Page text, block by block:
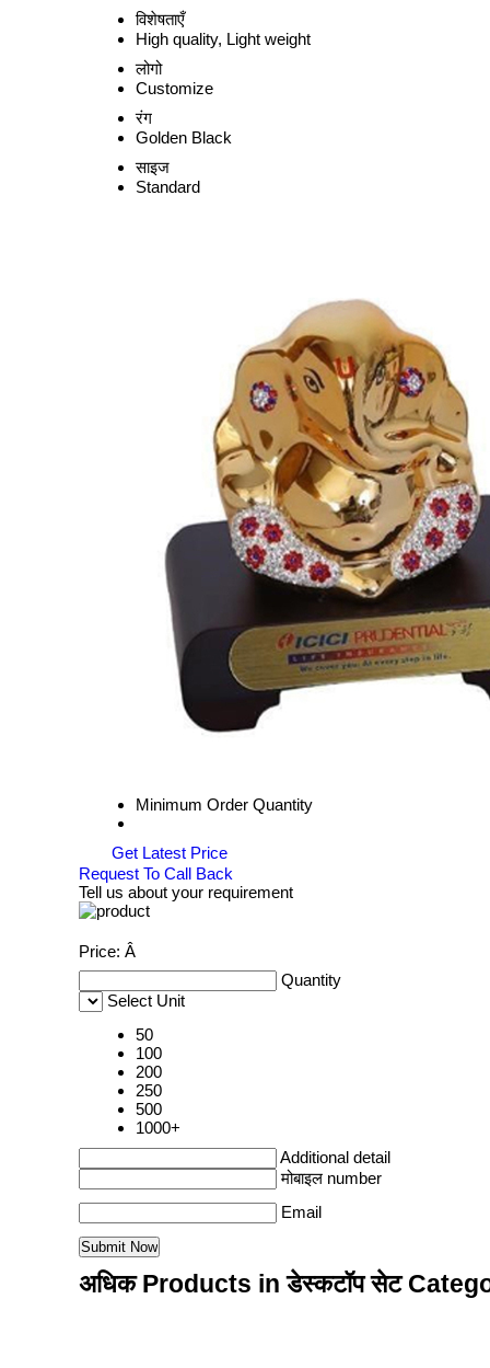
विशेषताएँ
High quality, Light weight
लोगो
Customize
रंग
Golden Black
साइज
Standard
Minimum Order Quantity
Get Latest Price
Request To Call Back
Tell us about your requirement
Price: Â
Quantity
Select Unit
50
100
200
250
500
1000+
Additional detail
मोबाइल number
Email
अधिक Products in डेस्कटॉप सेट